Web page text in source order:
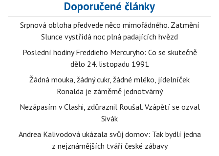
Doporučené články
Srpnová obloha předvede něco mimořádného. Zatmění
Slunce vystřídá noc plná padajících hvězd
Poslední hodiny Freddieho Mercuryho: Co se skutečně
dělo 24. listopadu 1991
Žádná mouka, žádný cukr, žádné mléko, jídelníček
Ronalda je záměrně jednotvárný
Nezápasím v Clashi, zdůraznil Roušal. Vzápětí se ozval
Sivák
Andrea Kalivodová ukázala svůj domov: Tak bydlí jedna
z nejznámějších tváří české zábavy